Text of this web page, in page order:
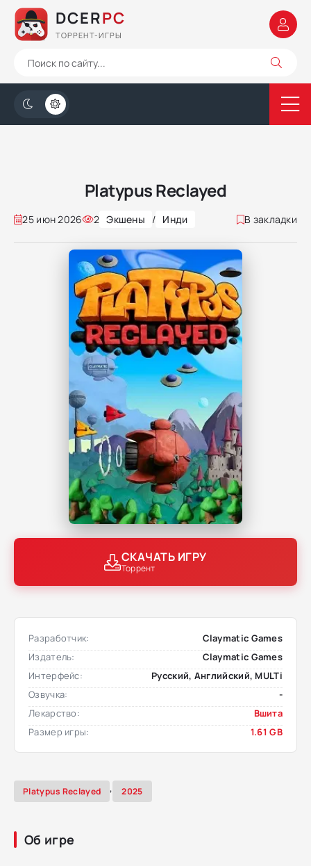
DCERPC
ТОРРЕНТ-ИГРЫ
Platypus Reclayed
25 июн 2026 2 Экшены / Инди В закладки
СКАЧАТЬ ИГРУ
Торрент
Разработчик:
Claymatic Games
Издатель:
Claymatic Games
Интерфейс:
Русский, Английский, MULTi
Озвучка:
-
Лекарство:
Вшита
Размер игры:
1.61 GB
Platypus Reclayed , 2025
Об игре